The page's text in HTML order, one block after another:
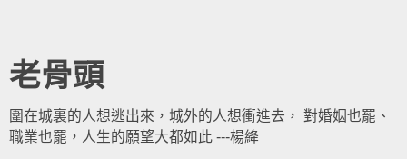
老骨頭
圍在城裏的人想逃出來，城外的人想衝進去， 對婚姻也罷、
職業也罷，人生的願望大都如此 ---楊絳